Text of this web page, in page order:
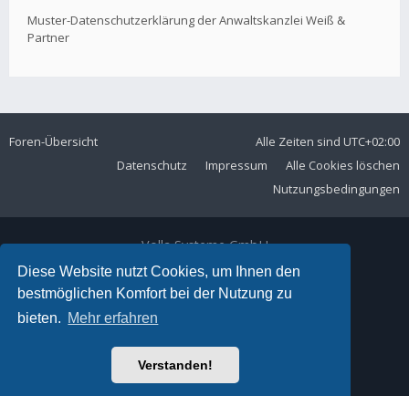
Diese Website nutzt Cookies, um Ihnen den
bestmöglichen Komfort bei der Nutzung zu
bieten. Mehr erfahren
Verstanden!
Muster-Datenschutzerklärung der Anwaltskanzlei Weiß &
Partner
Foren-Übersicht Alle Zeiten sind UTC+02:00
Alle Cookies löschen
Impressum
Datenschutz
Nutzungsbedingungen
Volla Systeme GmbH
Kölner Straße 102
42897 Remscheid
Telefon:+49 2191 59897 61
E-Mail:
Ariki Theme by